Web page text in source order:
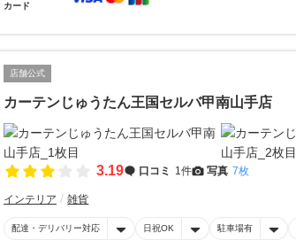
カード
店舗公式
カーテンじゅうたん王国セルバ甲南山手店
3.19 口コミ 1件 写真 7枚
インテリア 雑貨
配達・デリバリー対応 日祝OK 駐車場有